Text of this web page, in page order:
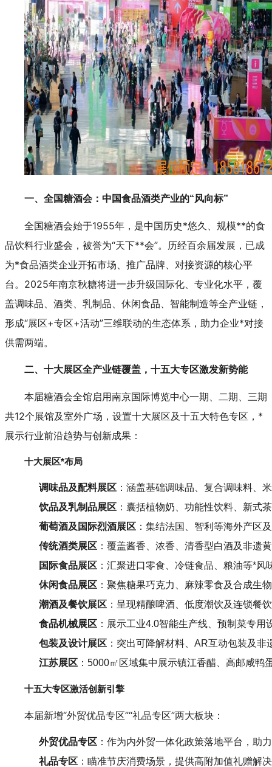
一、全国糖酒会：中国食品酒类产业的“风向标”
全国糖酒会始于1955年，是中国历史*悠久、规模**的食
品饮料行业盛会，被誉为“天下**会”。历经百余届发展，已成
为*食品酒类企业开拓市场、推广品牌、对接资源的核心平
台。2025年南京秋糖将进一步升级国际化、专业化水平，覆
盖调味品、酒类、乳制品、休闲食品、智能制造等全产业链，
形成“展区+专区+活动”三维联动的生态体系，助力企业*对接
供需两端。
二、十大展区全产业链覆盖，十五大专区激发新势能
本届糖酒会全馆启用南京国际博览中心一期、二期、三期
共12个展馆及室外广场，设置十大展区及十五大特色专区，*
展示行业前沿趋势与创新成果：
十大展区*布局
调味品及配料展区 ：涵盖基础调味品、复合调味料、
饮品及乳制品展区 ：囊括植物奶、功能性饮料、新式
葡萄酒及国际烈酒展区 ：集结法国、智利等海外产区
传统酒类展区 ：覆盖酱香、浓香、清香型白酒及非遗
国际食品展区 ：汇聚进口零食、冷链食品、粮油等*
休闲食品展区 ：聚焦糖果巧克力、麻辣零食及合成生
潮酒及餐饮展区 ：呈现精酿啤酒、低度潮饮及连锁餐
食品机械展区 ：展示工业4.0智能生产线、预制菜专用
包装及设计展区 ：突出可降解材料、AR互动包装及
江苏展区 ：5000㎡区域集中展示镇江香醋、高邮咸
十五大专区激活创新引擎
本届新增“外贸优品专区”“礼品专区”两大板块：
外贸优品专区 ：作为内外贸一体化政策落地平台，助
礼品专区 ：瞄准节庆消费场景，提供高附加值礼赠解